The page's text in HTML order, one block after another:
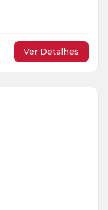
Ver Detalhes